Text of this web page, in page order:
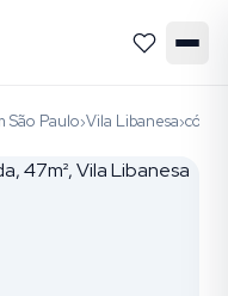
São Paulo›Vila Libanesa›